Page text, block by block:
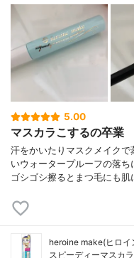
5.00
マスカラこするの卒業
汗をかいたりマスクメイク
いウォータープルーフの落ち
ゴシゴシ擦るとまつ毛にも
heroine make(ヒロイ
スピーディーマスカ